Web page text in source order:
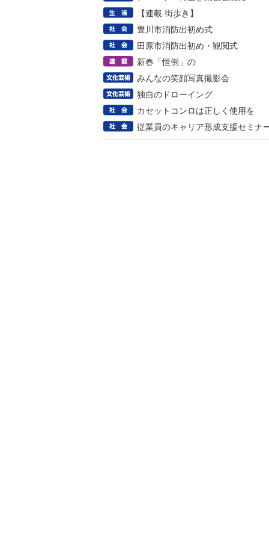
【連載 街歩き】
豊川市消防出初め式
田原市消防出初め・観閲式
新春「恒例」の
みんなの笑顔写真撮影会
独自のドローイング
カセットコンロは正しく使用を
従業員のキャリア形成支援セミナ